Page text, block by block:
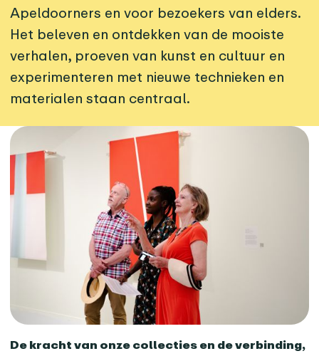
Apeldoorners en voor bezoekers van elders.
Het beleven en ontdekken van de mooiste
verhalen, proeven van kunst en cultuur en
experimenteren met nieuwe technieken en
materialen staan centraal.
De kracht van onze collecties en de verbinding,